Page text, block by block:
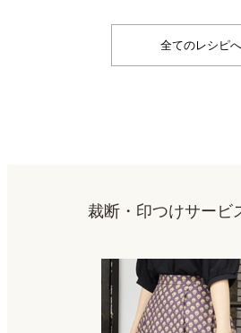
全てのレシピへ
裁断・印つけサービ